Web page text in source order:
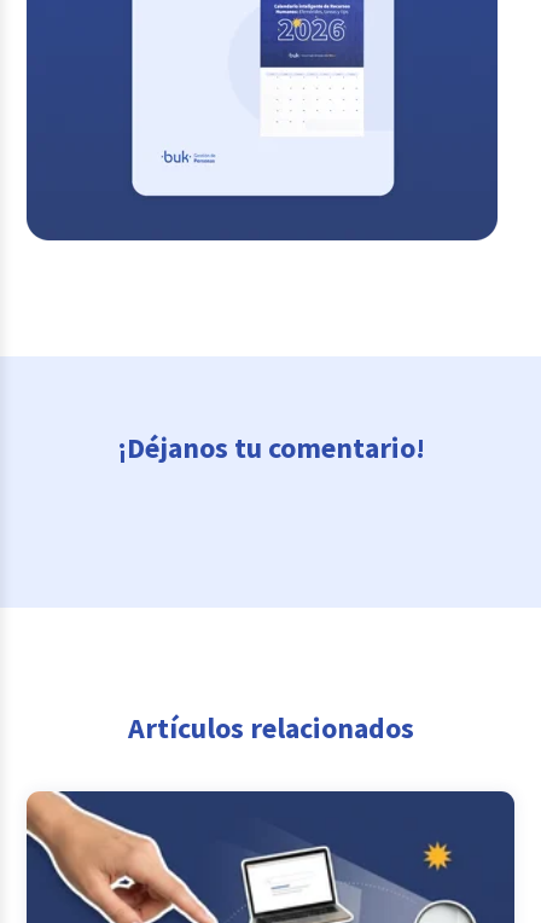
¡Déjanos tu comentario!
Artículos relacionados